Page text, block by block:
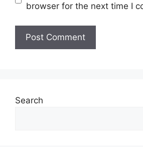
browser for the next time I
Search